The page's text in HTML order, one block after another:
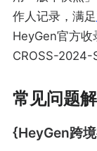
作人记录，满足
HeyGen官方
CROSS-2024-
常见问题
{HeyGen跨